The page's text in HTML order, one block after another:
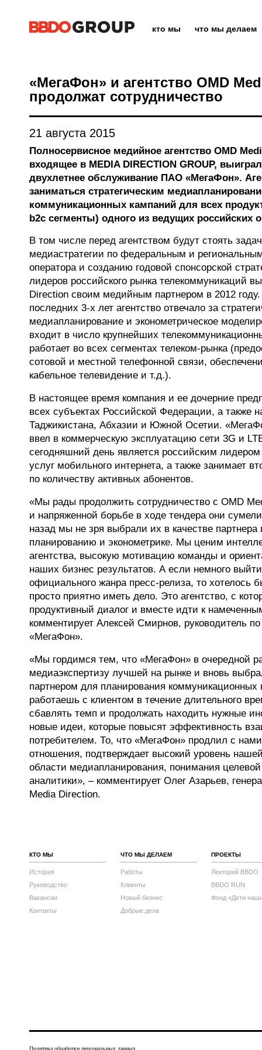
кто мы что мы делаем
«МегаФон» и агентство OMD
продолжат сотрудничество
21 августа 2015
Полносервисное медийное агентство OMD
входящее в MEDIA DIRECTION GROUP,
двухлетнее обслуживание ПАО «МегаФон».
заниматься стратегическим
коммуникационных кампаний для всех
b2c сегменты) одного из ведущих российских
В том числе перед агентством будут стоять
медиастратегии по федеральным и
оператора и созданию годовой спонсорской
лидеров российского рынка телекоммуникаций
Direction своим медийным партнером в 2012
последних 3-х лет агентство отвечало за
медиапланирование и эконометрическое
входит в число крупнейших
работает во всех сегментах телеком-рынка
сотовой и местной телефонной связи,
кабельное телевидение и т.д.).
В настоящее время компания и ее дочерние
всех субъектах Российской Федерации, а также
Таджикистана, Абхазии и Южной Осетии.
ввел в коммерческую эксплуатацию сети 3G и
сегодняшний день является российским
услуг мобильного интернета, а также занимает
по количеству активных абонентов.
«Мы рады продолжить сотрудничество с OMD
и напряженной борьбе в ходе тендера они
назад мы не зря выбрали их в качестве партнера
планированию и эконометрике. Мы ценим
агентства, высокую мотивацию команды и
наших бизнес результатов. А если немного
официального жанра пресс-релиза, то хотелось
просто приятно иметь дело. Это агентство, с
продуктивный диалог и вместе идти к
комментирует Алексей Смирнов, руководитель
«МегаФон».
«Мы гордимся тем, что «МегаФон» в очередной
медиаэкспертизу лучшей на рынке и вновь
партнером для планирования коммуникационных
работаешь с клиентом в течение длительного
сбавлять темп и продолжать находить нужные
новые идеи, которые повысят эффективность
потребителем. То, что «МегаФон» продлил с
отношения, подтверждает высокий уровень
области медиапланирования, понимания
аналитики», – комментирует Олег Азарьев,
Media Direction.
КТО МЫ
История
Руководство
Вакансии
Контакты
ЧТО МЫ ДЕЛАЕМ
Работы
Клиенты
Новый бизнес
Добрые дела
ПРОЕКТЫ
Лекторий BBDO
BBDO RUN
Фонд «Дети